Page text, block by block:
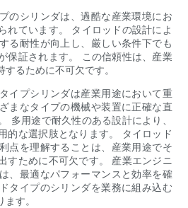
のシリンダは、過酷な産業環境にお
れています。 タイロッドの設計によ
る耐性が向上し、厳しい条件下でも
保証されます。 この信頼性は、産業
るために不可欠です。
イプシリンダは産業用途において重
まなタイプの機械や装置に正確な直
多用途で耐久性のある設計により、
的な選択肢となります。 タイロッド
点を理解することは、産業用途でそ
すために不可欠です。 産業エンジニ
、最適なパフォーマンスと効率を確
タイプのシリンダを業務に組み込む
す。